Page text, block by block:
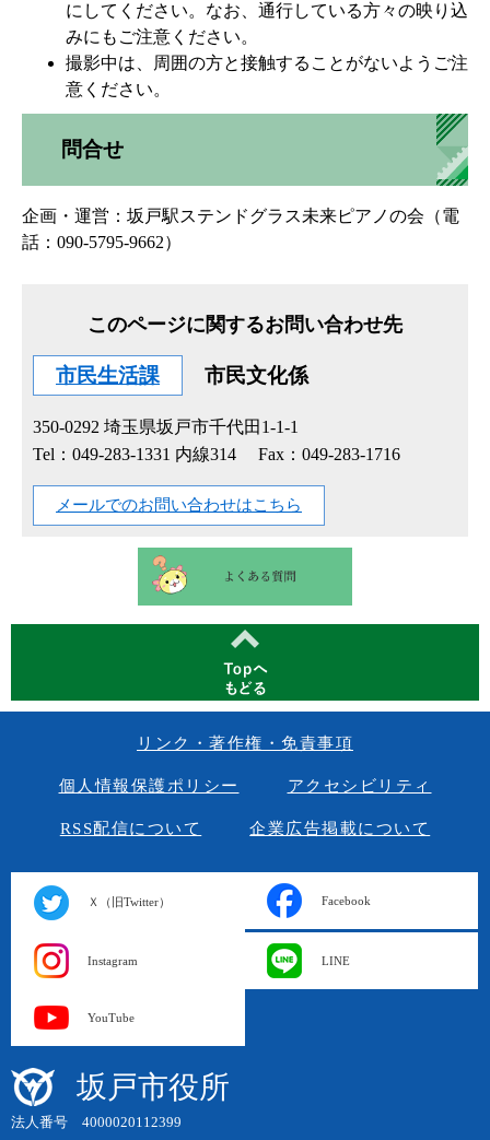
にしてください。なお、通行している方々の映り込
みにもご注意ください。
撮影中は、周囲の方と接触することがないようご注
意ください。
問合せ
企画・運営：坂戸駅ステンドグラス未来ピアノの会（電
話：090-5795-9662）
このページに関するお問い合わせ先
市民生活課 市民文化係
350-0292 埼玉県坂戸市千代田1-1-1
Tel：049-283-1331 内線314
Fax：049-283-1716
メールでのお問い合わせはこちら
リンク・著作権・免責事項
個人情報保護ポリシー アクセシビリティ
RSS配信について 企業広告掲載について
Ｘ（旧Twitter） Facebook
Instagram LINE
YouTube
坂戸市役所
法人番号 4000020112399